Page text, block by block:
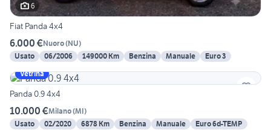
6
Fiat Panda 4x4
6.000 €Nuoro(NU)
Usato
06/2006 149000 Km Benzina Manuale
Euro 3
Vetrina
Panda 0.9 4x4
10.000 €Milano(MI)
Usato
02/2020 6878 Km Benzina Manuale Euro 6d-TEMP